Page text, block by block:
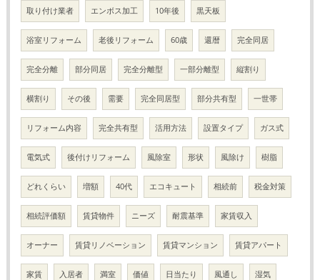
取り付け業者 エンボス加工 10年後 黒天板
浴室リフォーム 老後リフォーム 60歳 還暦 完全同居
完全分離 部分同居 完全分離型 一部分離型 縦割り
横割り その後 需要 完全同居型 部分共有型 一世帯
リフォーム内容 完全共有型 活用方法 設置タイプ ガス式
電気式 後付けリフォーム 風除室 形状 風除け 樹脂
どれくらい 増額 40代 エコキュート 相続前 税金対策
相続評価額 賃貸物件 ニーズ 耐震基準 家賃収入
オーナー 賃貸リノベーション 賃貸マンション 賃貸アパート
家賃 入居者 満室 価値 日当たり 風通し 湿気